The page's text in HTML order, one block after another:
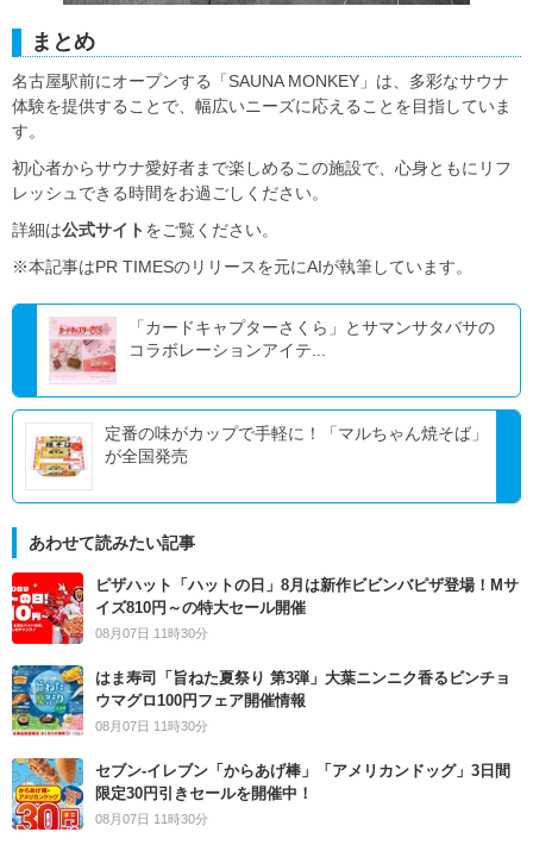
まとめ
名古屋駅前にオープンする「SAUNA MONKEY」は、多彩なサウナ
体験を提供することで、幅広いニーズに応えることを目指していま
す。
初心者からサウナ愛好者まで楽しめるこの施設で、心身ともにリフ
レッシュできる時間をお過ごしください。
詳細は公式サイト をご覧ください。
※本記事はPR TIMESのリリースを元にAIが執筆しています。
「カードキャプターさくら」とサマンサタバサの
コラボレーションアイテ...
定番の味がカップで手軽に！「マルちゃん焼そば」
が全国発売
あわせて読みたい記事
ピザハット「ハットの日」8月は新作ビビンバピザ登場！Mサ
イズ810円～の特大セール開催
08月07日 11時30分
はま寿司「旨ねた夏祭り 第3弾」大葉ニンニク香るビンチョ
ウマグロ100円フェア開催情報
08月07日 11時30分
セブン‐イレブン「からあげ棒」「アメリカンドッグ」3日間
限定30円引きセールを開催中！
08月07日 11時30分